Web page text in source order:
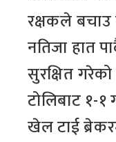
रक्षकले
नतिजा हात
सुरक्षित गरेको
टोलिबाट १-
खेल टाई